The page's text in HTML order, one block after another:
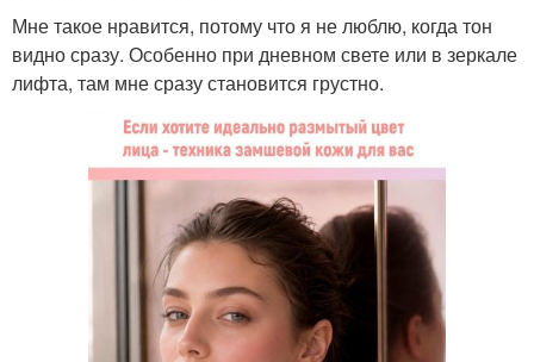
Мне такое нравится, потому что я не люблю, когда тон
видно сразу. Особенно при дневном свете или в зеркале
лифта, там мне сразу становится грустно.